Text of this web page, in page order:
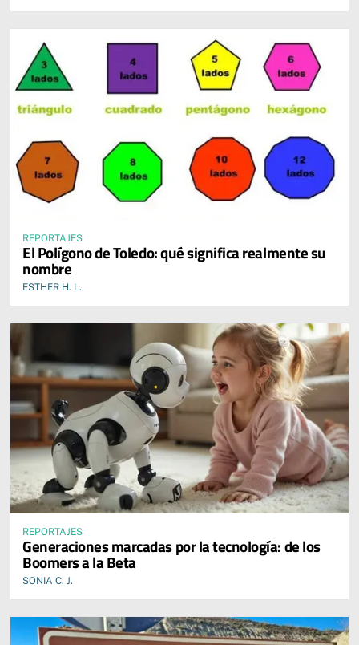
REPORTAJES
El Polígono de Toledo: qué significa realmente su
nombre
ESTHER H. L.
REPORTAJES
Generaciones marcadas por la tecnología: de los
Boomers a la Beta
SONIA C. J.